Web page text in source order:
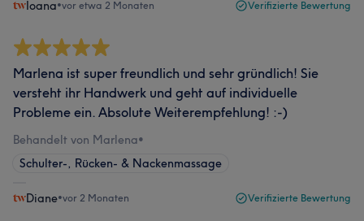
Ioana•vor etwa 2 Monaten Verifizierte Bewertung
Marlena ist super freundlich und sehr gründlich! Sie
versteht ihr Handwerk und geht auf individuelle
Probleme ein. Absolute Weiterempfehlung! :-)
Behandelt von Marlena•
Schulter-, Rücken- & Nackenmassage
Diane•vor 2 Monaten Verifizierte Bewertung